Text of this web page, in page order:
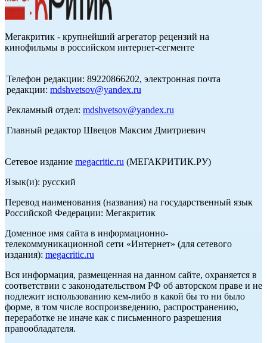
Мегакритик - крупнейший агрегатор рецензий на
кинофильмы в российском интернет-сегменте
Телефон редакции: 89220866202, электронная почта
редакции: mdshvetsov@yandex.ru
Рекламный отдел: mdshvetsov@yandex.ru
Главный редактор Швецов Максим Дмитриевич
Сетевое издание megacritic.ru (МЕГАКРИТИК.РУ)
Язык(и): русский
Перевод наименования (названия) на государственный язык
Российской Федерации: Мегакритик
Доменное имя сайта в информационно-
телекоммуникационной сети «Интернет» (для сетевого
издания): megacritic.ru
Вся информация, размещенная на данном сайте, охраняется в
соответствии с законодательством РФ об авторском праве и не
подлежит использованию кем-либо в какой бы то ни было
форме, в том числе воспроизведению, распространению,
переработке не иначе как с письменного разрешения
правообладателя.